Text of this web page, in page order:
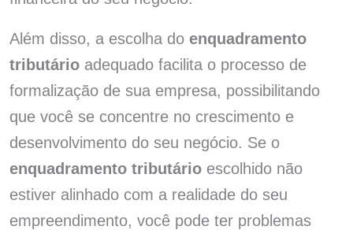
Além disso, a escolha do enquadramento
tributárioadequado facilita o processo de
formalização de sua empresa, possibilitando
que você se concentre no crescimento e
desenvolvimento do seu negócio. Se o
enquadramento tributárioescolhido não
estiver alinhado com a realidade do seu
empreendimento, você pode ter problemas